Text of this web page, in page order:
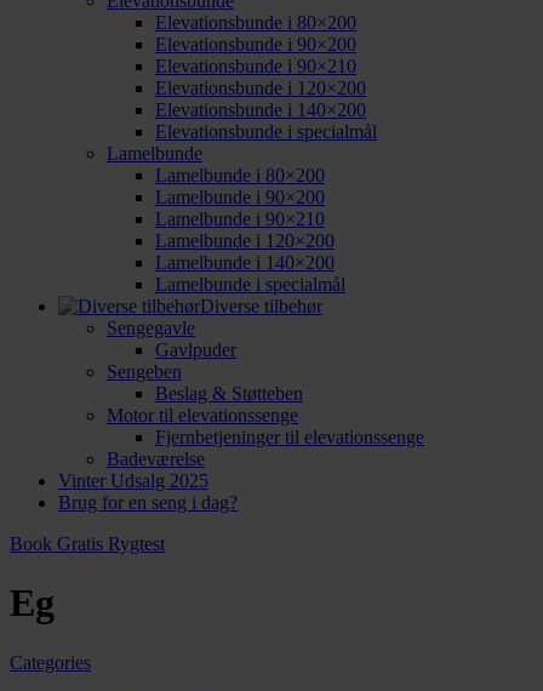
Elevationsbunde i 80×200
Elevationsbunde i 90×200
Elevationsbunde i 90×210
Elevationsbunde i 120×200
Elevationsbunde i 140×200
Elevationsbunde i specialmål
Lamelbunde
Lamelbunde i 80×200
Lamelbunde i 90×200
Lamelbunde i 90×210
Lamelbunde i 120×200
Lamelbunde i 140×200
Lamelbunde i specialmål
Diverse tilbehør
Sengegavle
Gavlpuder
Sengeben
Beslag & Støtteben
Motor til elevationssenge
Fjernbetjeninger til elevationssenge
Badeværelse
Vinter Udsalg 2025
Brug for en seng i dag?
Book Gratis Rygtest
Eg
Categories